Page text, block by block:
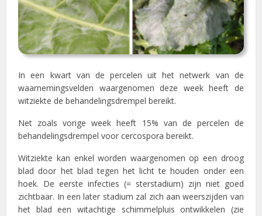
In een kwart van de percelen uit het netwerk van de
waarnemingsvelden waargenomen deze week heeft de
witziekte de behandelingsdrempel bereikt.
Net zoals vorige week heeft 15% van de percelen de
behandelingsdrempel voor cercospora bereikt.
Witziekte kan enkel worden waargenomen op een droog
blad door het blad tegen het licht te houden onder een
hoek. De eerste infecties (= sterstadium) zijn niet goed
zichtbaar. In een later stadium zal zich aan weerszijden van
het blad een witachtige schimmelpluis ontwikkelen (zie